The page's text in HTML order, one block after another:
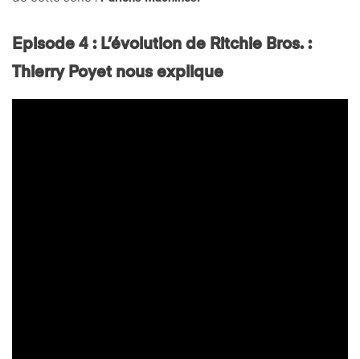
Episode 4 : L’évolution de Ritchie Bros. :
Thierry Poyet nous explique